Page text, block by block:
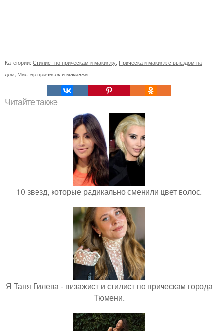
Категории: Стилист по прическам и макияжу Прическа и макияж с выездом на
дом Мастер причесок и макияжа
Читайте также
10 звезд, которые радикально сменили цвет волос.
Я Таня Гилева - визажист и стилист по прическам города
Тюмени.